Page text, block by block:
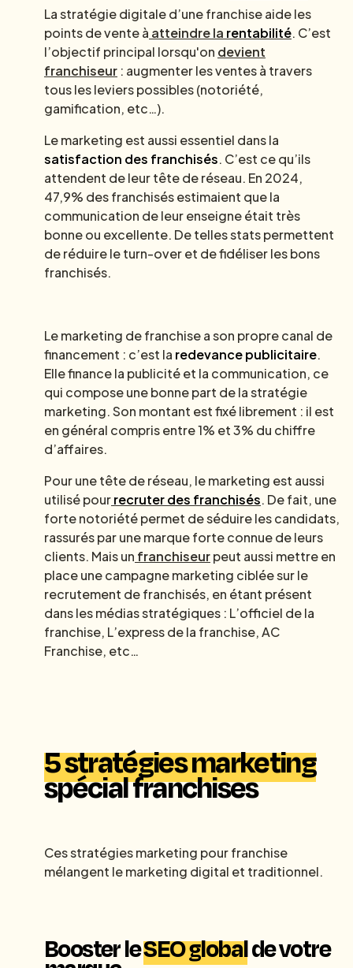
La stratégie digitale d’une franchise aide les
points de vente à atteindre la rentabilité. C’est
l’objectif principal lorsqu'on devient
franchiseur : augmenter les ventes à travers
tous les leviers possibles (notoriété,
gamification, etc…).
Le marketing est aussi essentiel dans la
satisfaction des franchisés. C’est ce qu’ils
attendent de leur tête de réseau. En 2024,
47,9% des franchisés estimaient que la
communication de leur enseigne était très
bonne ou excellente. De telles stats permettent
de réduire le turn-over et de fidéliser les bons
franchisés.
Le marketing de franchise a son propre canal de
financement : c’est la redevance publicitaire.
Elle finance la publicité et la communication, ce
qui compose une bonne part de la stratégie
marketing. Son montant est fixé librement : il est
en général compris entre 1% et 3% du chiffre
d’affaires.
Pour une tête de réseau, le marketing est aussi
utilisé pourrecruter des franchisés. De fait, une
forte notoriété permet de séduire les candidats,
rassurés par une marque forte connue de leurs
clients. Mais un franchiseurpeut aussi mettre en
place une campagne marketing ciblée sur le
recrutement de franchisés, en étant présent
dans les médias stratégiques : L’officiel de la
franchise, L’express de la franchise, AC
Franchise, etc…
5 stratégies marketing
spécial franchises
Ces stratégies marketing pour franchise
mélangent le marketing digital et traditionnel.
Booster leSEO globalde votre